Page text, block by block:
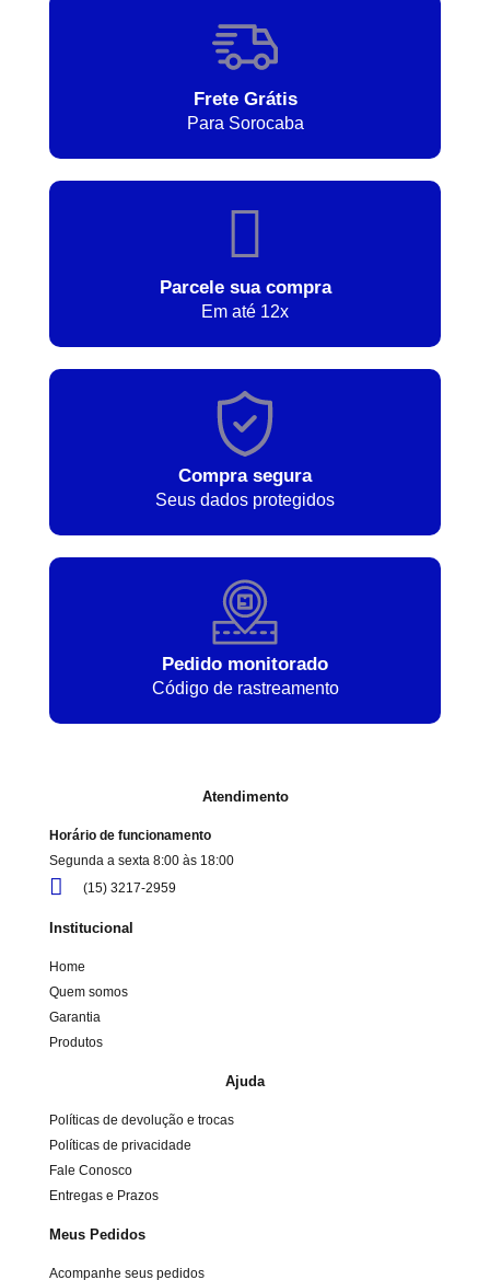
Frete Grátis
Para Sorocaba
Parcele sua compra
Em até 12x
Compra segura
Seus dados protegidos
Pedido monitorado
Código de rastreamento
Atendimento
Horário de funcionamento
Segunda a sexta 8:00 às 18:00
(15) 3217-2959
Institucional
Home
Quem somos
Garantia
Produtos
Ajuda
Políticas de devolução e trocas
Políticas de privacidade
Fale Conosco
Entregas e Prazos
Meus Pedidos
Acompanhe seus pedidos